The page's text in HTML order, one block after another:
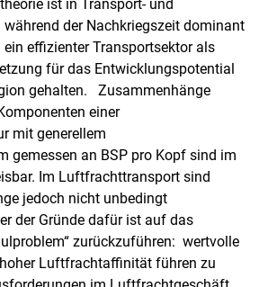
ist in Transport- und
der Nachkriegszeit dominant
effizienter Transportsektor als
für das Entwicklungspotential
gehalten. Zusammenhänge
einer
mit generellem
gemessen an BSP pro Kopf sind im
Im Luftfrachttransport sind
jedoch nicht unbedingt
der Gründe dafür ist auf das
zurückzuführen: wertvolle
Luftfrachtaffinität führen zu